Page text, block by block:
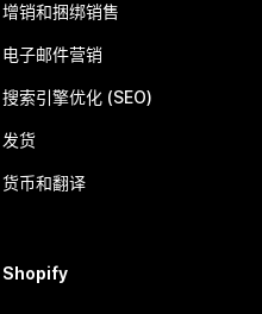
增销和捆绑销售
电子邮件营销
搜索引擎优化 (SEO)
发货
货币和翻译
Shopify